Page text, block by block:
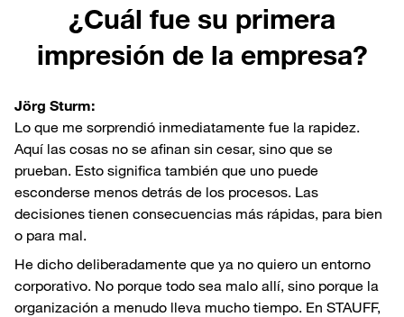
¿Cuál fue su primera
impresión de la empresa?
Jörg Sturm:
Lo que me sorprendió inmediatamente fue la rapidez.
Aquí las cosas no se afinan sin cesar, sino que se
prueban. Esto significa también que uno puede
esconderse menos detrás de los procesos. Las
decisiones tienen consecuencias más rápidas, para bien
o para mal.
He dicho deliberadamente que ya no quiero un entorno
corporativo. No porque todo sea malo allí, sino porque la
organización a menudo lleva mucho tiempo. En STAUFF,